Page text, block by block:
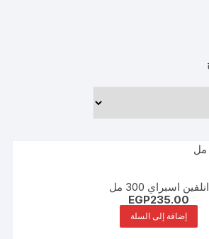
انلفين اسبراي 300 مل
EGP235.00
إضافة إلى السلة